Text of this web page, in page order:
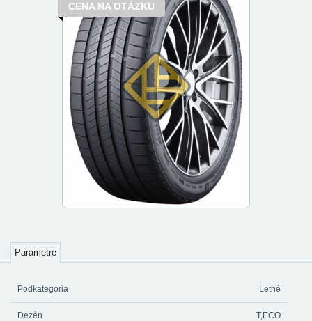
CENA NA OTÁZKU
Parametre
Podkategoria Letné
Dezén T,ECO